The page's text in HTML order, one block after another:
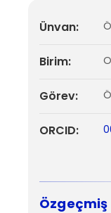
Ünvan:
Birim:
Görev:
ORCID:
Özgeçmiş